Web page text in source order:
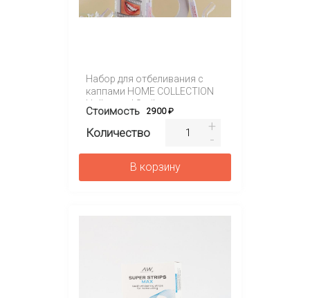
Набор для отбеливания с
каппами HOME COLLECTION
Hollywood Smile
Стоимость 2900 ₽
Количество
В корзину